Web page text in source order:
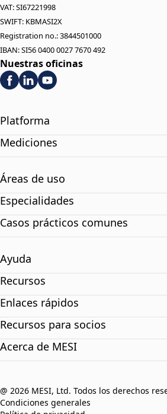
VAT: SI67221998
SWIFT: KBMASI2X
Registration no.: 3844501000
IBAN: SI56 0400 0027 7670 492
Nuestras oficinas
Platforma
Mediciones
Áreas de uso
Especialidades
Casos prácticos comunes
Ayuda
Recursos
Enlaces rápidos
Recursos para socios
Acerca de MESI
@ 2026 MESI, Ltd. Todos los derechos
Condiciones generales